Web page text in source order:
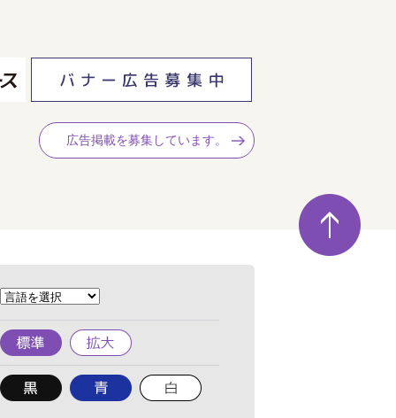
広告掲載を募集しています。
ペ
ー
ジ
の
標
準
拡
大
背
景
背
景
背
景